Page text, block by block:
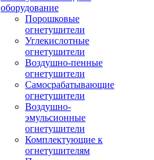
оборудование
Порошковые
огнетушители
Углекислотные
огнетушители
Воздушно-пенные
огнетушители
Самосрабатывающие
огнетушители
Воздушно-
эмульсионные
огнетушители
Комплектующие к
огнетушителям